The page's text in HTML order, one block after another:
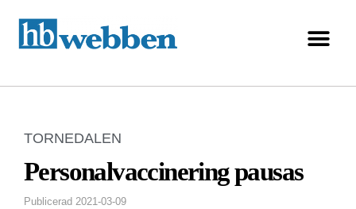
TORNEDALEN
Personalvaccinering pausas
Publicerad 2021-03-09